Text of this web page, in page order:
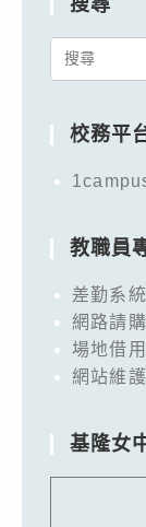
Search
校務平
教職員
差勤系統
網路請
場地借
網站維
基隆女